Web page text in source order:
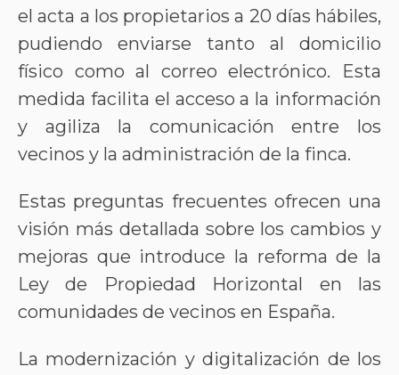
el acta a los propietarios a 20 días hábiles,
pudiendo enviarse tanto al domicilio
físico como al correo electrónico. Esta
medida facilita el acceso a la información
y agiliza la comunicación entre los
vecinos y la administración de la finca.
Estas preguntas frecuentes ofrecen una
visión más detallada sobre los cambios y
mejoras que introduce la reforma de la
Ley de Propiedad Horizontal en las
comunidades de vecinos en España.
La modernización y digitalización de los